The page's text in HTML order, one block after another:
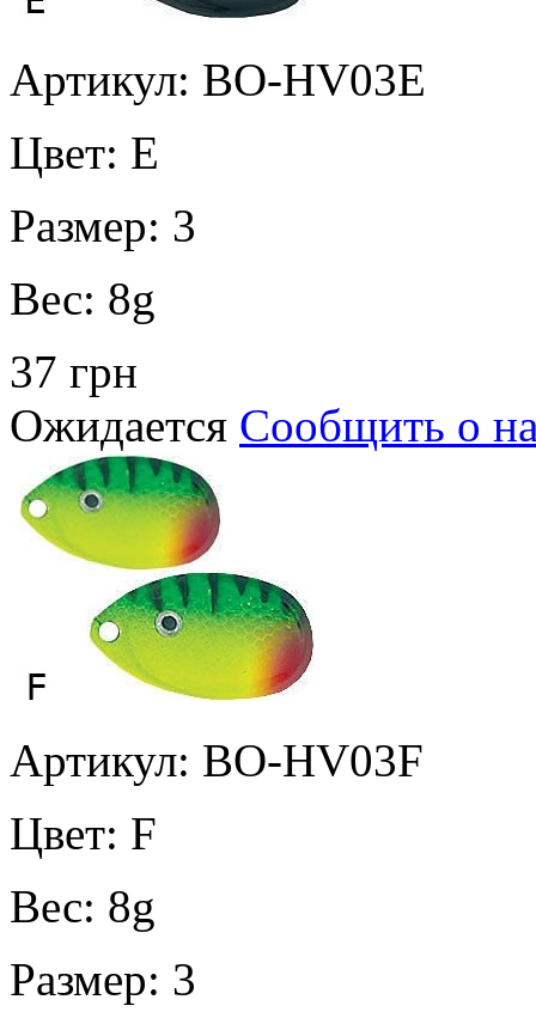
Артикул: BO-HV03E
Цвет: E
Размер: 3
Вес: 8g
37 грн
Ожидается Сообщить о
Артикул: BO-HV03F
Цвет: F
Вес: 8g
Размер: 3